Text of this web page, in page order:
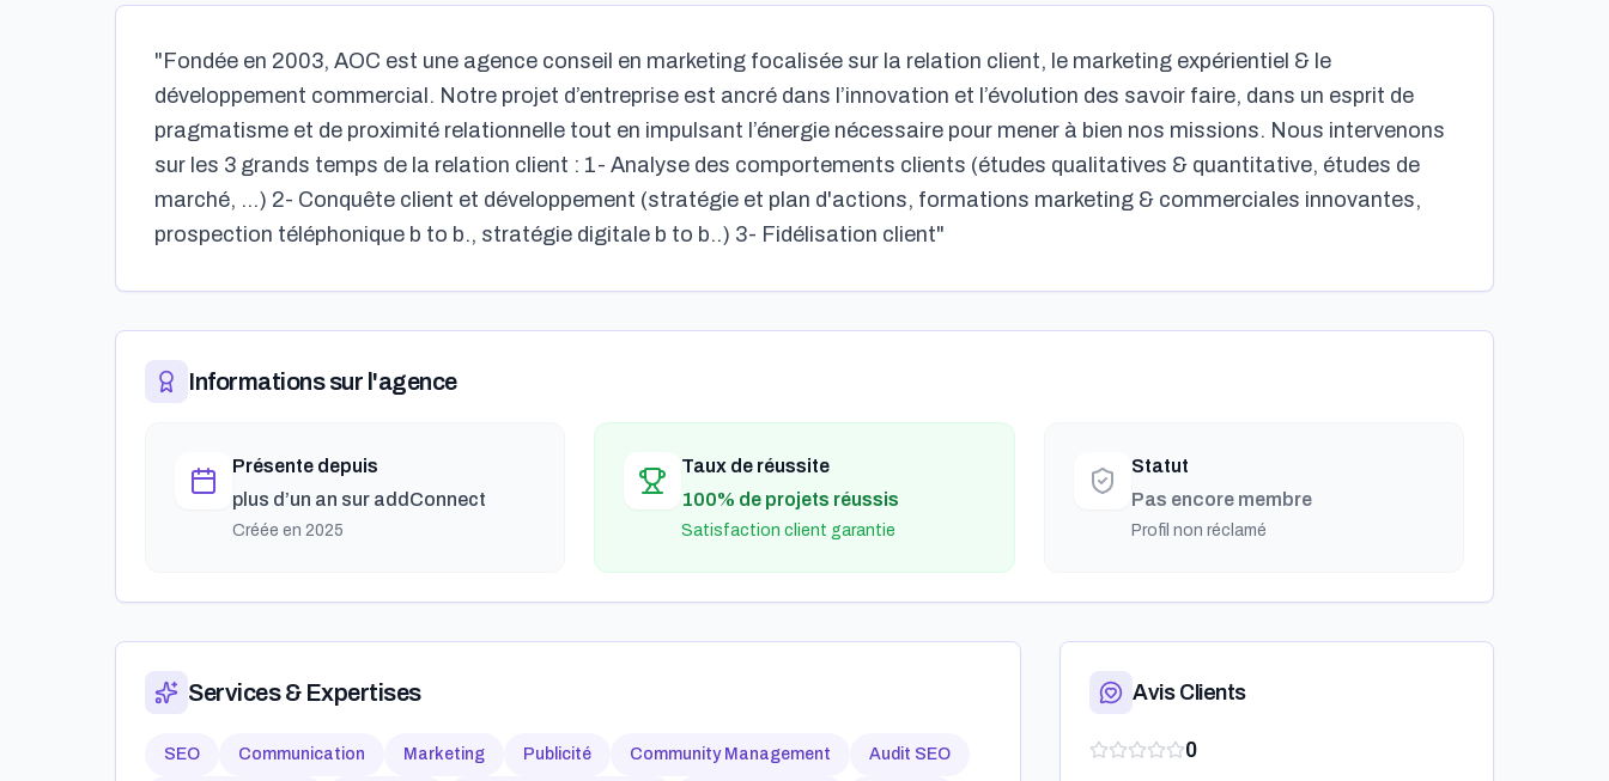
"Fondée en 2003, AOC est une agence conseil en marketing focalisée sur la relation client, le marketing expérientiel & le
développement commercial. Notre projet d’entreprise est ancré dans l’innovation et l’évolution des savoir faire, dans un esprit de
pragmatisme et de proximité relationnelle tout en impulsant l’énergie nécessaire pour mener à bien nos missions. Nous intervenons
sur les 3 grands temps de la relation client : 1- Analyse des comportements clients (études qualitatives & quantitative, études de
marché, ...) 2- Conquête client et développement (stratégie et plan d'actions, formations marketing & commerciales innovantes,
prospection téléphonique b to b., stratégie digitale b to b..) 3- Fidélisation client"
Informations sur l'agence
Présente depuis
plus d’un an sur addConnect
Créée en 2025
Taux de réussite
100% de projets réussis
Satisfaction client garantie
Statut
Pas encore membre
Profil non réclamé
Services & Expertises
SEO Communication Marketing Publicité Community Management Audit SEO
Avis Clients
0